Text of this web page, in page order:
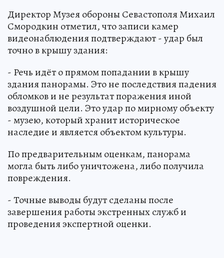
Директор Музея обороны Севастополя Михаил
Смородкин отметил, что записи камер
видеонаблюдения подтверждают - удар был
точно в крышу здания:
- Речь идёт о прямом попадании в крышу
здания панорамы. Это не последствия падения
обломков и не результат поражения иной
воздушной цели. Это удар по мирному объекту
- музею, который хранит историческое
наследие и является объектом культуры.
По предварительным оценкам, панорама
могла быть либо уничтожена, либо получила
повреждения.
- Точные выводы будут сделаны после
завершения работы экстренных служб и
проведения экспертной оценки.